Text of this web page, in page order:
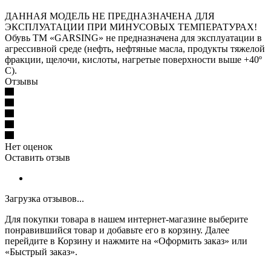
ДАННАЯ МОДЕЛЬ НЕ ПРЕДНАЗНАЧЕНА ДЛЯ
ЭКСПЛУАТАЦИИ ПРИ МИНУСОВЫХ ТЕМПЕРАТУРАХ!
Обувь ТМ «GARSING» не предназначена для эксплуатации в
агрессивной среде (нефть, нефтяные масла, продукты тяжелой
фракции, щелочи, кислоты, нагретые поверхности выше +40º
С).
Отзывы
Нет оценок
Оставить отзыв
Загрузка отзывов...
Для покупки товара в нашем интернет-магазине выберите
понравившийся товар и добавьте его в корзину. Далее
перейдите в Корзину и нажмите на «Оформить заказ» или
«Быстрый заказ».